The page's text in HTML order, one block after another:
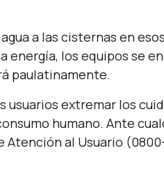
a las cisternas en
energía, los equipos se
paulatinamente.
usuarios extremar los
humano. Ante
al Usuario